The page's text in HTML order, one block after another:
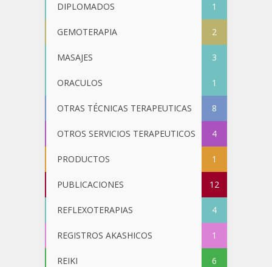
DIPLOMADOS 1
GEMOTERAPIA 2
MASAJES 3
ORACULOS 1
OTRAS TÉCNICAS TERAPEUTICAS 8
OTROS SERVICIOS TERAPEUTICOS 4
PRODUCTOS 1
PUBLICACIONES 12
REFLEXOTERAPIAS 4
REGISTROS AKASHICOS 1
REIKI 6